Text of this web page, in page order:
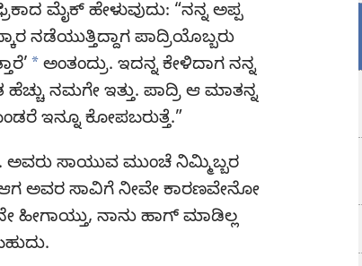
ಮೈಕ್‌ ಹೇಳುವುದು: “ನನ್ನ ಅಪ್ಪ
ನಡೆಯುತ್ತಿದ್ದಾಗ ಪಾದ್ರಿಯೊಬ್ಬರು
a ಅಂತಂದ್ರು. ಇದನ್ನ ಕೇಳಿದಾಗ ನನ್ನ
ನಮಗೇ ಇತ್ತು. ಪಾದ್ರಿ ಆ ಮಾತನ್ನ
ಇನ್ನೂ ಕೋಪಬರುತ್ತೆ.”
ಅವರು ಸಾಯುವ ಮುಂಚೆ ನಿಮ್ಮಿಬ್ಬರ
ಅವರ ಸಾವಿಗೆ ನೀವೇ ಕಾರಣವೇನೋ
ಹೀಗಾಯ್ತು, ನಾನು ಹಾಗ್‌ ಮಾಡಿಲ್ಲ